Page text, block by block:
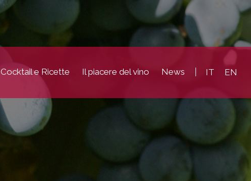
Cocktail e Ricette Il piacere del vino News IT EN